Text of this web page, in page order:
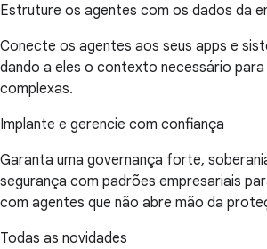
Estruture os agentes com os dados da
Conecte os agentes aos seus apps e
dando a eles o contexto necessário
complexas.
Implante e gerencie com confiança
Garanta uma governança forte,
segurança com padrões empresariais
com agentes que não abre mão da
Todas as novidades